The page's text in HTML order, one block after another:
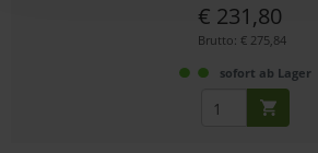
€ 231,80
Brutto: € 275,84
sofort ab Lager